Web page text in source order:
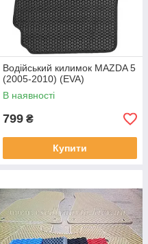
Водійський килимок MAZDA 5
(2005-2010) (EVA)
В наявності
799 ₴
Купити